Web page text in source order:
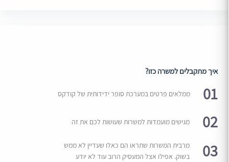
איך מתקבלים למשרה כזו?
01 ממלאים פרטים במערכת סופר ידידותית של קודקס
02 מגישים מועמדות למשרות שעושות לכם את זה
03
מרבית המשרות שתראו הם כאלו שעדיין לא ממש
בשוק. אפילו אצל המעסיק הרוב עוד לא יודע